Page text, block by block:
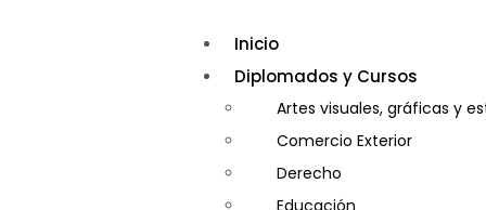
Inicio
Diplomados y Cursos
Artes visuales, gráficas y
Comercio Exterior
Derecho
Educación